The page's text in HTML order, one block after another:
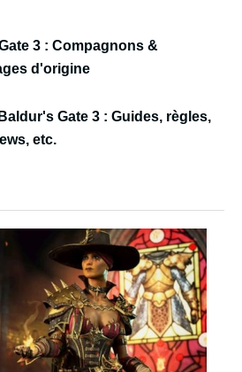
3 : Compagnons &
d'origine
Gate 3 : Guides, règles,
etc.